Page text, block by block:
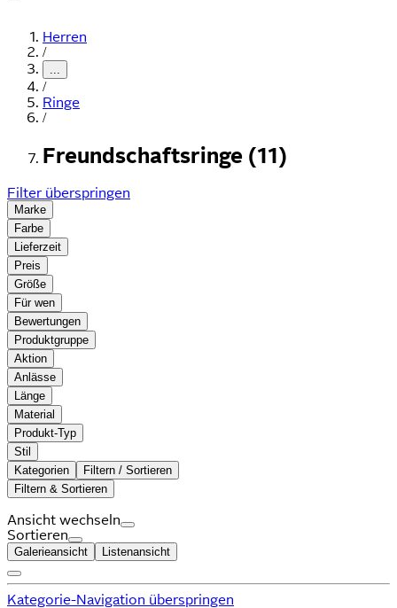
Herren
/
...
/
Ringe
/
Freundschaftsringe (11)
Filter überspringen
Marke
Farbe
Lieferzeit
Preis
Größe
Für wen
Bewertungen
Produktgruppe
Aktion
Anlässe
Länge
Material
Produkt-Typ
Stil
Kategorien
Filtern / Sortieren
Filtern & Sortieren
Ansicht wechseln
Sortieren
Galerieansicht Listenansicht
Kategorie-Navigation überspringen